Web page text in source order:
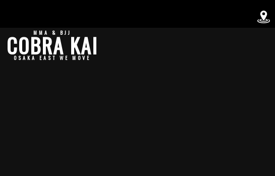
MMA & BJJ
COBRA KAI
OSAKA EAST WE MOVE